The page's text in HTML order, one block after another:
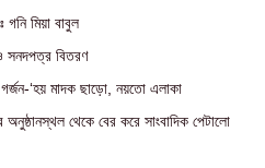
মিয়া বাবুল
ও সনদপত্র বিতরণ
গর্জন-‘হয় মাদক ছাড়ো, নয়তো এলাকা
থেকে বের করে সাংবাদিক পেটালো